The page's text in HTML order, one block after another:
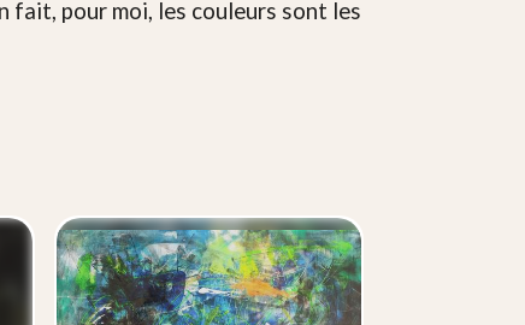
fait, pour moi, les couleurs sont les